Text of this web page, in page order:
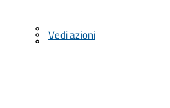
Vedi azioni